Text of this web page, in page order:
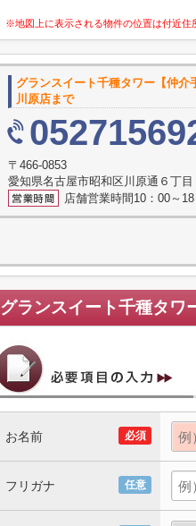
※地図上に表示される物件の位置は付近住
グランスイート千種タワー【仲介
川原店まで
〒466-0853
愛知県名古屋市昭和区川原通６丁
店舗営業時間10：00～
グランスイート千種タワ
必須
お名前
任意
フリガナ